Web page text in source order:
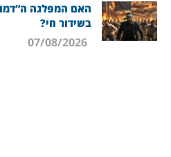
האם המפלגה
בשידור חי?